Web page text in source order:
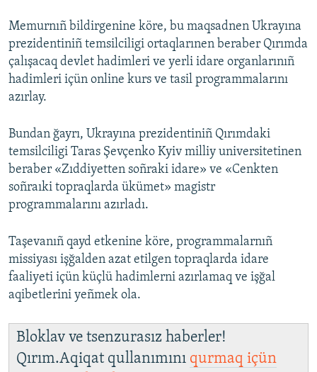
Memurnıñ bildirgenine köre, bu maqsadnen Ukrayına
prezidentiniñ temsilciligi ortaqlarınen beraber Qırımda
çalışacaq devlet hadimleri ve yerli idare organlarınıñ
hadimleri içün online kurs ve tasil programmalarını
azırlay.
Bundan ğayrı, Ukrayına prezidentiniñ Qırımdaki
temsilciligi Taras Şevçenko Kyiv milliy universitetinen
beraber «Zıddiyetten soñraki idare» ve «Cenkten
soñraıki topraqlarda ükümet» magistr
programmalarını azırladı.
Taşevanıñ qayd etkenine köre, programmalarnıñ
missiyası işğalden azat etilgen topraqlarda idare
faaliyeti içün küçlü hadimlerni azırlamaq ve işğal
aqibetlerini yeñmek ola.
Bloklav ve tsenzurasız haberler!
Qırım.Aqiqat qullanımını qurmaq içün